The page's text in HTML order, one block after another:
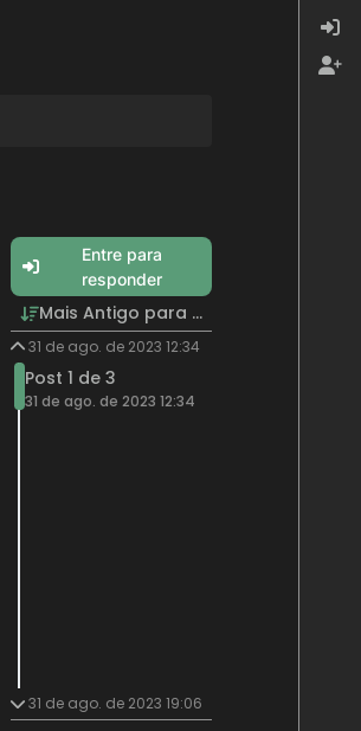
Entre para
responder
Mais Antigo para Mais Recente
31 de ago. de 2023 12:34
Post 1 de 3
31 de ago. de 2023 12:34
31 de ago. de 2023 19:06